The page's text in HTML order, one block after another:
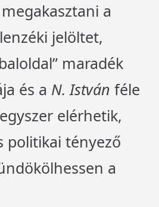
a
jelöltet,
maradék
és a N. István féle
elérhetik,
politikai tényező
a